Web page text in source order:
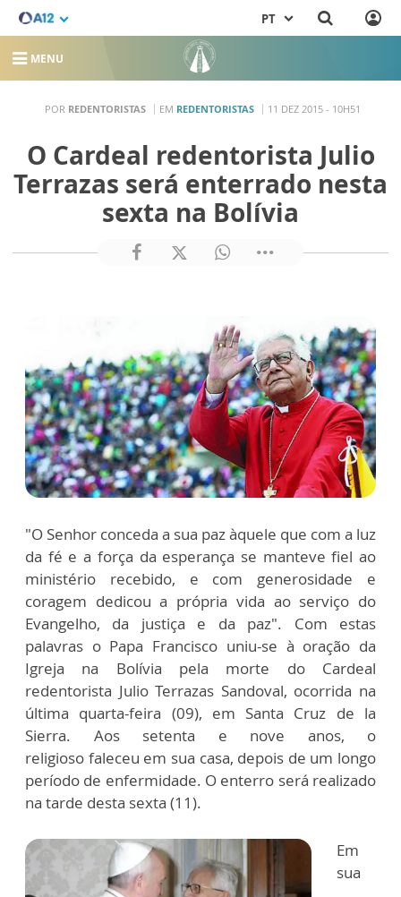
PT
MENU
POR REDENTORISTAS EM REDENTORISTAS 11 DEZ 2015 - 10H51
O Cardeal redentorista Julio
Terrazas será enterrado nesta
sexta na Bolívia
"O Senhor conceda a sua paz àquele que com a luz
da fé e a força da esperança se manteve fiel ao
ministério recebido, e com generosidade e
coragem dedicou a própria vida ao serviço do
Evangelho, da justiça e da paz". Com estas
palavras o Papa Francisco uniu-se à oração da
Igreja na Bolívia pela morte do Cardeal
redentorista Julio Terrazas Sandoval, ocorrida na
última quarta-feira (09), em Santa Cruz de la
Sierra. Aos setenta e nove anos, o
religioso faleceu em sua casa, depois de um longo
período de enfermidade. O enterro será realizado
na tarde desta sexta (11).
Em
sua